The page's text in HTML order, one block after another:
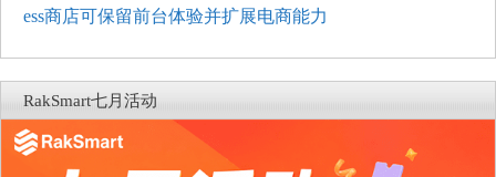
ess商店可保留前台体验并扩展电商能力
RakSmart七月活动